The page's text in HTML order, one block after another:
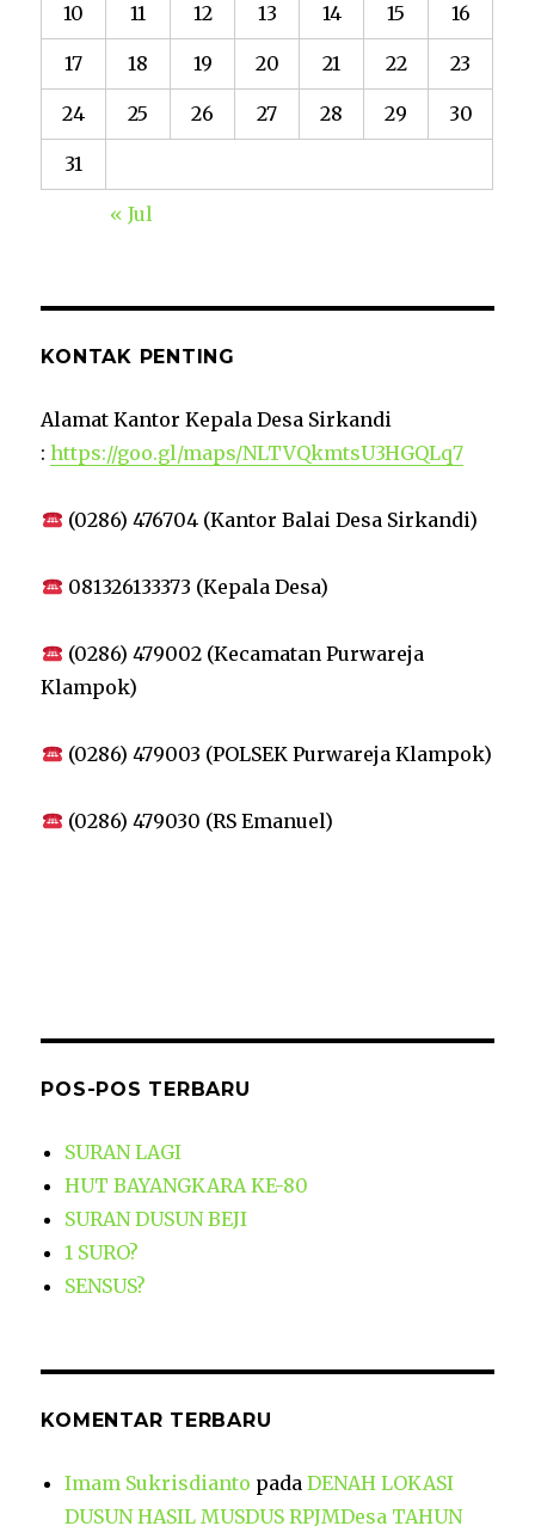
10 11 12 13 14 15 16
17 18 19 20 21 22 23
24 25 26 27 28 29 30
31
« Jul
KONTAK PENTING
Alamat Kantor Kepala Desa Sirkandi
:https://goo.gl/maps/NLTVQkmtsU3HGQLq7
(0286) 476704 (Kantor Balai Desa Sirkandi)
081326133373 (Kepala Desa)
(0286) 479002 (Kecamatan Purwareja
Klampok)
(0286) 479003 (POLSEK Purwareja Klampok)
(0286) 479030 (RS Emanuel)
POS-POS TERBARU
SURAN LAGI
HUT BAYANGKARA KE-80
SURAN DUSUN BEJI
1 SURO?
SENSUS?
KOMENTAR TERBARU
Imam Sukrisdianto padaDENAH LOKASI
DUSUN HASIL MUSDUS RPJMDesa TAHUN